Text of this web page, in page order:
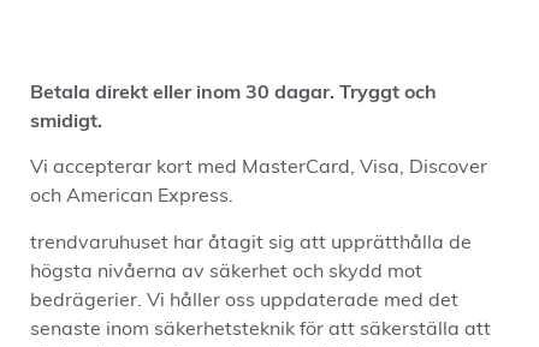
Betala direkt eller inom 30 dagar. Tryggt och
smidigt.
Vi accepterar kort med MasterCard, Visa, Discover
och American Express.
trendvaruhuset har åtagit sig att upprätthålla de
högsta nivåerna av säkerhet och skydd mot
bedrägerier. Vi håller oss uppdaterade med det
senaste inom säkerhetsteknik för att säkerställa att